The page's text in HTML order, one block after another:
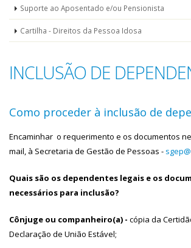
Suporte ao Aposentado e/ou Pensionista
Cartilha - Direitos da Pessoa Idosa
INCLUSÃO DE
Como proceder à inclusão de
Encaminhar o requerimento e os documentos
mail, à Secretaria de Gestão de Pessoas -
Quais são os dependentes legais e os
necessários para inclusão?
Cônjuge ou companheiro(a) - cópia da
Declaração de União Estável;